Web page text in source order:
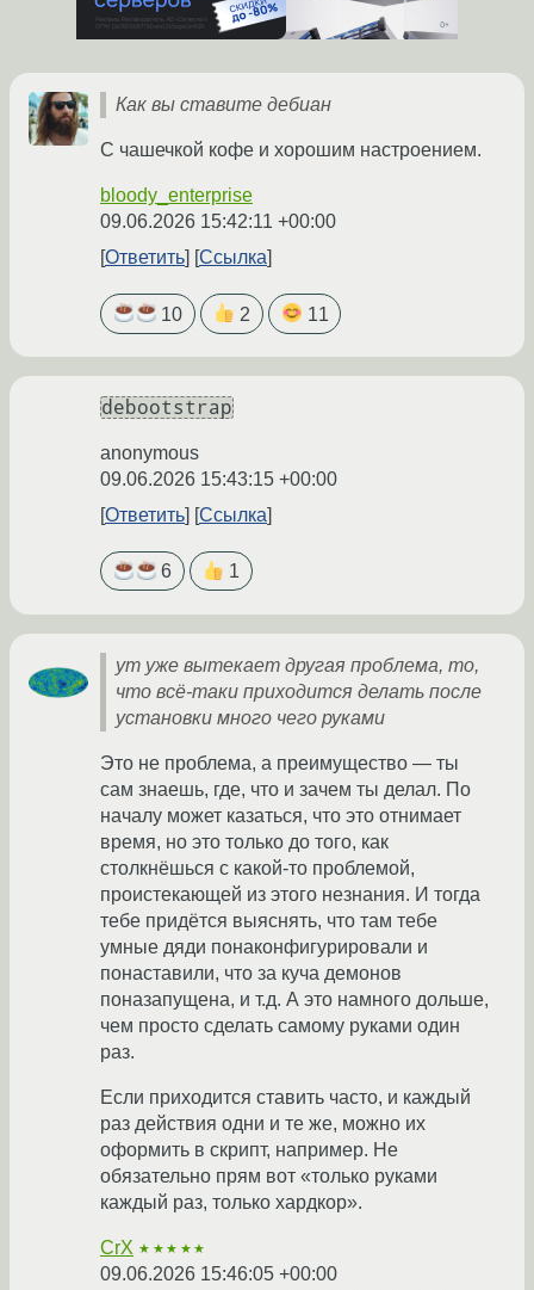
Как вы ставите дебиан
С чашечкой кофе и хорошим настроением.
bloody_enterprise
09.06.2026 15:42:11 +00:00
Ответить
Ссылка
10 2 11
debootstrap
anonymous
09.06.2026 15:43:15 +00:00
Ответить
Ссылка
6 1
ут уже вытекает другая проблема, то,
что всё-таки приходится делать после
установки много чего руками
Это не проблема, а преимущество — ты
сам знаешь, где, что и зачем ты делал. По
началу может казаться, что это отнимает
время, но это только до того, как
столкнёшься с какой-то проблемой,
проистекающей из этого незнания. И тогда
тебе придётся выяснять, что там тебе
умные дяди понаконфигурировали и
понаставили, что за куча демонов
поназапущена, и т.д. А это намного дольше,
чем просто сделать самому руками один
раз.
Если приходится ставить часто, и каждый
раз действия одни и те же, можно их
оформить в скрипт, например. Не
обязательно прям вот «только руками
каждый раз, только хардкор».
CrX ★★★★★
09.06.2026 15:46:05 +00:00